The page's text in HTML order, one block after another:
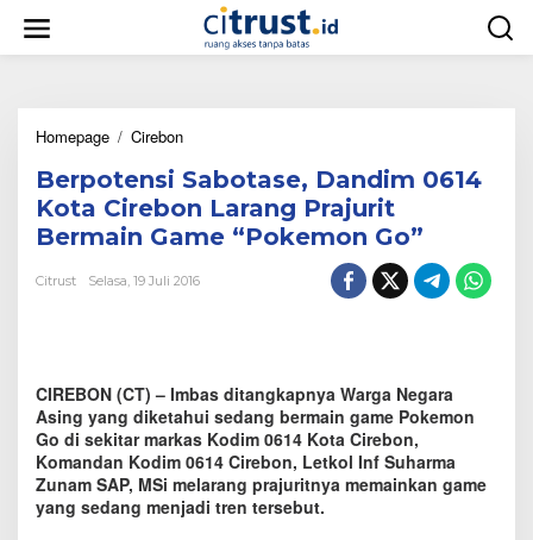
w
Homepage / Cirebon
r
p
o
t
n
b
o
t
a
s
e
,
Berpotensi Sabotase, Dandim 0614
Kota Cirebon Larang Prajurit
Bermain Game “Pokemon Go”
Citrust Selasa, 19 Juli 2016
CIREBON (CT) – Imbas ditangkapnya Warga Negara
Asing yang diketahui sedang bermain game Pokemon
Go di sekitar markas Kodim 0614 Kota Cirebon,
Komandan Kodim 0614 Cirebon, Letkol Inf Suharma
Zunam SAP, MSi melarang prajuritnya memainkan game
yang sedang menjadi tren tersebut.